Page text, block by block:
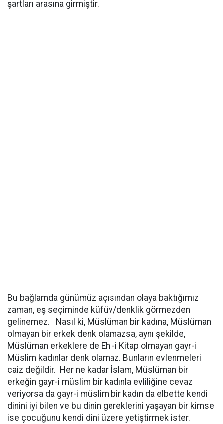
şartları arasına girmiştir.
Bu bağlamda günümüz açısından olaya baktığımız
zaman, eş seçiminde küfüv/denklik görmezden
gelinemez. Nasıl ki, Müslüman bir kadına, Müslüman
olmayan bir erkek denk olamazsa, aynı şekilde,
Müslüman erkeklere de Ehl-i Kitap olmayan gayr-i
Müslim kadınlar denk olamaz. Bunların evlenmeleri
caiz değildir. Her ne kadar İslam, Müslüman bir
erkeğin gayr-i müslim bir kadınla evliliğine cevaz
veriyorsa da gayr-i müslim bir kadın da elbette kendi
dinini iyi bilen ve bu dinin gereklerini yaşayan bir kimse
ise çocuğunu kendi dini üzere yetiştirmek ister.